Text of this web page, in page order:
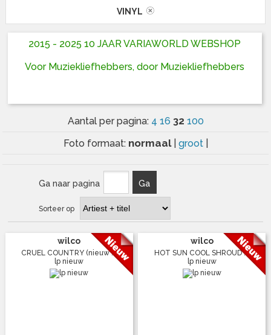
VINYL
2015 - 2025 10 JAAR VARIAWORLD WEBSHOP
Voor Muziekliefhebbers, door Muziekliefhebbers
Aantal per pagina: 4 16 32 100
Foto formaat: normaal groot
Ga naar pagina Ga
Sorteer op
wilco
CRUEL COUNTRY (nieuw ...
lp nieuw
wilco
HOT SUN COOL SHROUD ...
lp nieuw